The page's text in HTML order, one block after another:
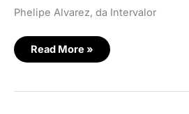
Phelipe Alvarez, da Intervalor
Read More »